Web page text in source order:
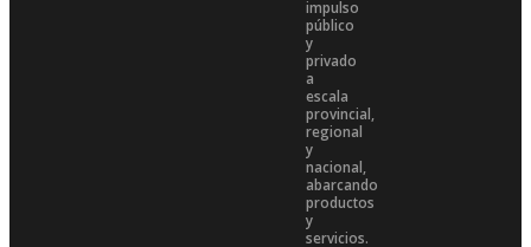
impulso
público
y
privado
a
escala
provincial,
regional
y
nacional,
abarcando
productos
y
servicios.